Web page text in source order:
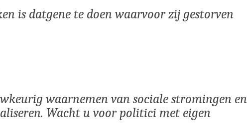
is datgene te doen waarvoor zij gestorven
waarnemen van sociale stromingen en
Wacht u voor politici met eigen